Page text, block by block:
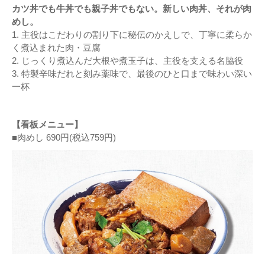
カツ丼でも牛丼でも親子丼でもない。新しい肉丼、それが肉
めし。
1. 主役はこだわりの割り下に秘伝のかえしで、丁寧に柔らか
く煮込まれた肉・豆腐
2. じっくり煮込んだ大根や煮玉子は、主役を支える名脇役
3. 特製辛味だれと刻み薬味で、最後のひと口まで味わい深い
一杯
【看板メニュー】
■肉めし 690円(税込759円)